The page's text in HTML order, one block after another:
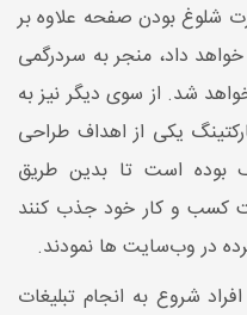
شلوغ بودن صفحه علاوه بر
داد، منجر به سردرگمی
شد. از سوی دیگر نیز به
یکی از اهداف طراحی
بوده است تا بدین طریق
کسب و کار خود جذب کنند
در وب‌سایت‌ ها نمودند.
شروع به انجام تبلیغات